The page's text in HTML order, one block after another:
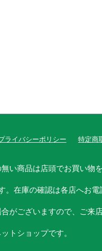
ライバシーポリシー 特定商
い商品は店頭でお買い物
在庫の確認は各店へお電
がございますので、ご来
トショップです。